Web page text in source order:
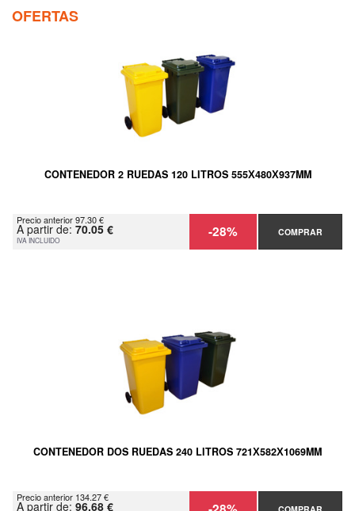
OFERTAS
CONTENEDOR 2 RUEDAS 120 LITROS 555Х480Х937MM
Precio anterior 97.30 €
A partir de: 70.05 €
IVA INCLUIDO -28% COMPRAR
CONTENEDOR DOS RUEDAS 240 LITROS 721Х582Х1069MM
Precio anterior 134.27 €
A partir de: 96.68 €